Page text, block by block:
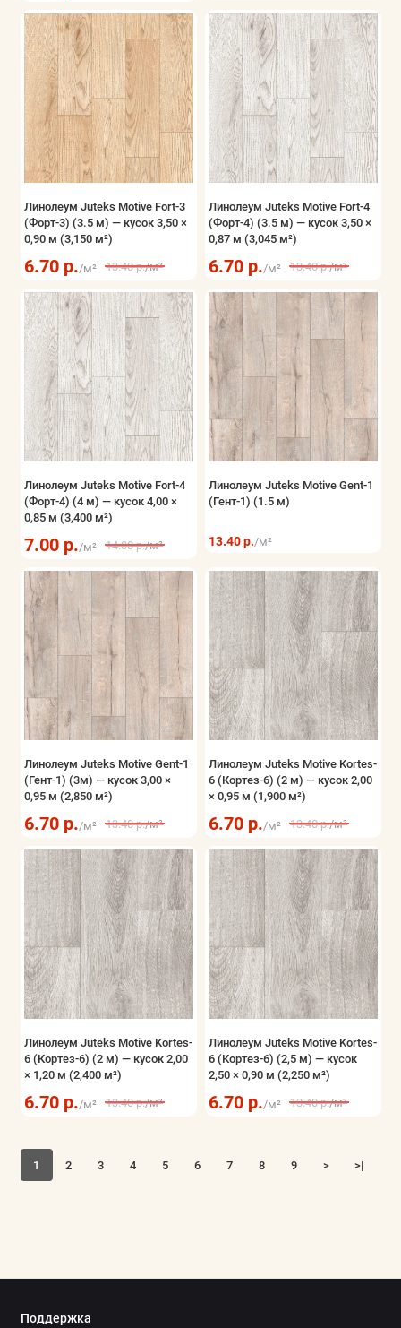
Линолеум Juteks Motive Fort-3
(Форт-3) (3.5 м) — кусок 3,50 ×
0,90 м (3,150 м²)
6.70 р./м² 13.40 р./м²
Линолеум Juteks Motive Fort-4
(Форт-4) (3.5 м) — кусок 3,50 ×
0,87 м (3,045 м²)
6.70 р./м² 13.40 р./м²
Линолеум Juteks Motive Fort-4
(Форт-4) (4 м) — кусок 4,00 ×
0,85 м (3,400 м²)
7.00 р./м² 14.00 р./м²
Линолеум Juteks Motive Gent-1
(Гент-1) (1.5 м)
13.40 р./м²
Линолеум Juteks Motive Gent-1
(Гент-1) (3м) — кусок 3,00 ×
0,95 м (2,850 м²)
6.70 р./м² 13.40 р./м²
Линолеум Juteks Motive Kortes-
6 (Кортез-6) (2 м) — кусок 2,00
× 0,95 м (1,900 м²)
6.70 р./м² 13.40 р./м²
Линолеум Juteks Motive Kortes-
6 (Кортез-6) (2 м) — кусок 2,00
× 1,20 м (2,400 м²)
6.70 р./м² 13.40 р./м²
Линолеум Juteks Motive Kortes-
6 (Кортез-6) (2,5 м) — кусок
2,50 × 0,90 м (2,250 м²)
6.70 р./м² 13.40 р./м²
1 2 3 4 5 6 7 8 9 > >|
Поддержка